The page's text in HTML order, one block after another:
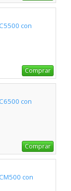
con
Comprar
con
Comprar
con